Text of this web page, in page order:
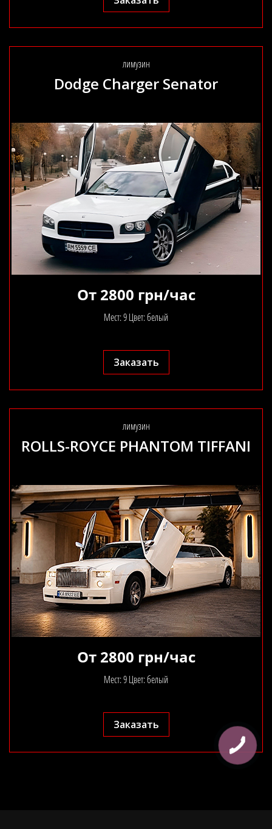
лимузин
Dodge Charger Senator
От 2800 грн/час
Мест: 9 Цвет: белый
Заказать
лимузин
ROLLS-ROYCE PHANTOM TIFFANI
От 2800 грн/час
Мест: 9 Цвет: белый
Заказать